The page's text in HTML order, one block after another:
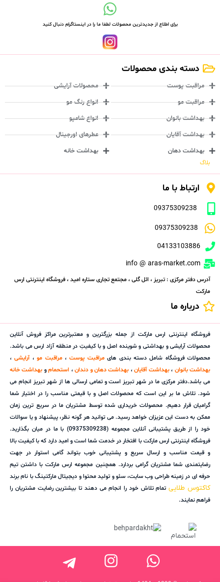
برای اطلاع از جدیدترین محصولات لطفا ما را در اینستاگرام دنبال کنید
دسته بندی محصولات
مراقبت پوست
مراقبت مو
بهداشت بانوان
بهداشت آقایان
بهداشت دهان
محصولات آرایشی
انواع رنگ مو
انواع شامپو
عطرهای اورجینال
بهداشت خانه
بلاگ
ارتباط با ما
09375309238
09375309238
04133103886
info @ aras-market.com
آدرس دفتر مرکزی : تبریز ، ائل گلی ، مجتمع تجاری ستاره امید ، فروشگاه اینترنتی ارس
مارکت
درباره ما
فروشگاه اینترنتی ارس مارکت از جمله بزرگترین و معتبرترین مراکز فروش آنلاین
محصولات آرایشی و بهداشتی و شوینده اصل و با کیفیتِ در منطقه آزاد ارس می باشد.
محصولات فروشگاه شامل دسته بندی هایمراقبت پوست،مراقبت مو،آرایشی،
بهداشت بانوان ،بهداشت آقایان، بهداشت دهان و دندان، استحمامو بهداشت خانه
می باشد.دفتر مرکزی ما در شهر تبریز است و تمامی ارسالی ها از شهر تبریز انجام می
شود. تلاش ما بر این است که محصولات اصل و با قیمتی مناسب را در اختیار شما
گرامیان قرار دهیم. محصولات خریداری شده توسط مشتریان ما در سریع ترین زمان
ممکن به دست این عزیزان خواهد رسید. می توانید هر گونه نظر، پیشنهاد و یا سوالات
خود را از طریق پشتیبانی آنلاین مجموعه (09375309238) با ما در میان بگذارید.
فروشگاه اینترنتی ارس مارکت با افتخار در خدمت شما است و امید دارد که با کیفیت بالا
و قیمت مناسب و ارسال سریع و پشتیبانی خوب بتواند گامی استوار در جهت
رضایتمندی شما مشتریان گرامی بردارد. همچنین مجموعه ارس مارکت با داشتن تیم
حرفه ای در زمینه طراحی وب سایت، سئو و تولید محتوا و دیجیتال مارکتینگ با نام برند
کاکتوس طلاییتمام تلاش خود را انجام می دهند تا بیشترین رضایت مشتریان را
فراهم نمایند.